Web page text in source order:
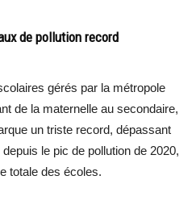
de pollution record
gérés par la métropole
de la maternelle au secondaire,
un triste record, dépassant
le pic de pollution de 2020,
totale des écoles.